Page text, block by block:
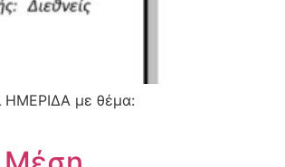
ΗΜΕΡΙΔΑ με θέμα: